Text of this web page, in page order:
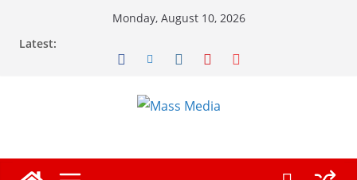
Monday, August 10, 2026
Latest: